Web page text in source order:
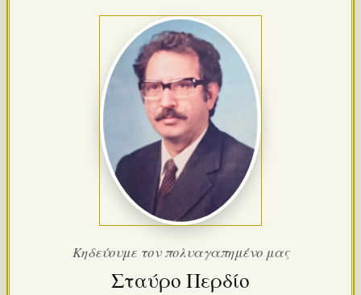
Κηδεύουμε τον πολυαγαπημένο μας
Σταύρο Περδίο